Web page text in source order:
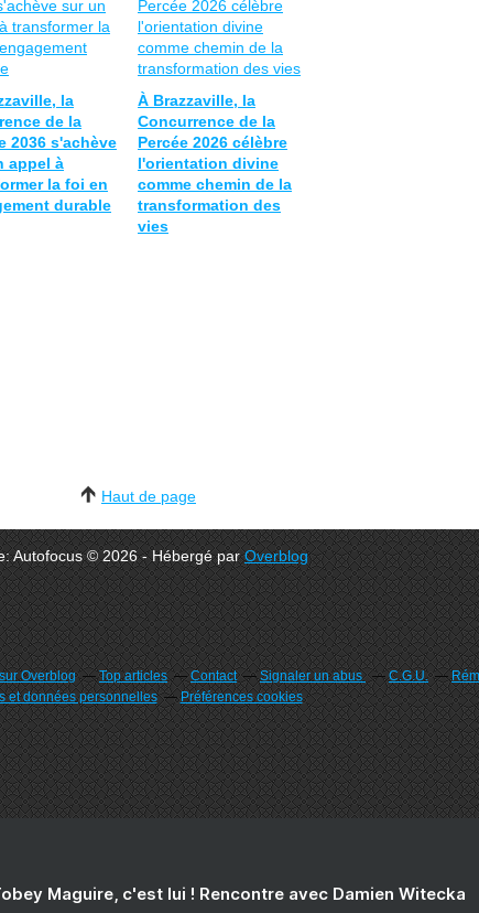
la
de la
2036 s'achève
appel à
la foi en
durable
À Brazzaville, la
Concurrence de la
Percée 2026 célèbre
l'orientation divine
comme chemin de la
transformation des
vies
Haut de page
Autofocus © 2026 - Hébergé parOverblog
Overblog Top articles Contact Signaler un abus C.G.U.
et données personnelles
Préférences cookies
Maguire, c'est lui ! Rencontre avec Damien Witecka